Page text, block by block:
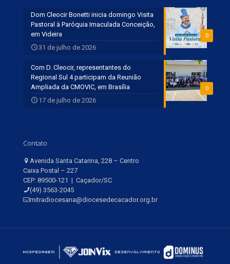
0
Dom Cleocir Bonetti inicia domingo Visita
Pastoral à Paróquia Imaculada Conceição,
em Videira
31 de julho de 2026
0
Com D. Cleocir, representantes do
Regional Sul 4 participam da Reunião
Ampliada da CMOVIC, em Brasília
17 de julho de 2026
Contato
Avenida Santa Catarina, 228 – Centro
Caixa Postal – 227
CEP: 89500-121 | Caçador/SC
(49) 3563-2045
mitradiocesana@diocesedecacador.org.br